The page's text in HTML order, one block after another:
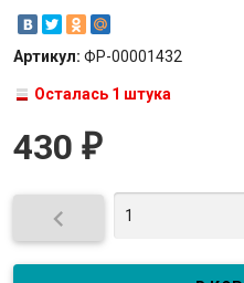
Артикул: ФР-00001432
Осталась 1 штука
430 ₽
